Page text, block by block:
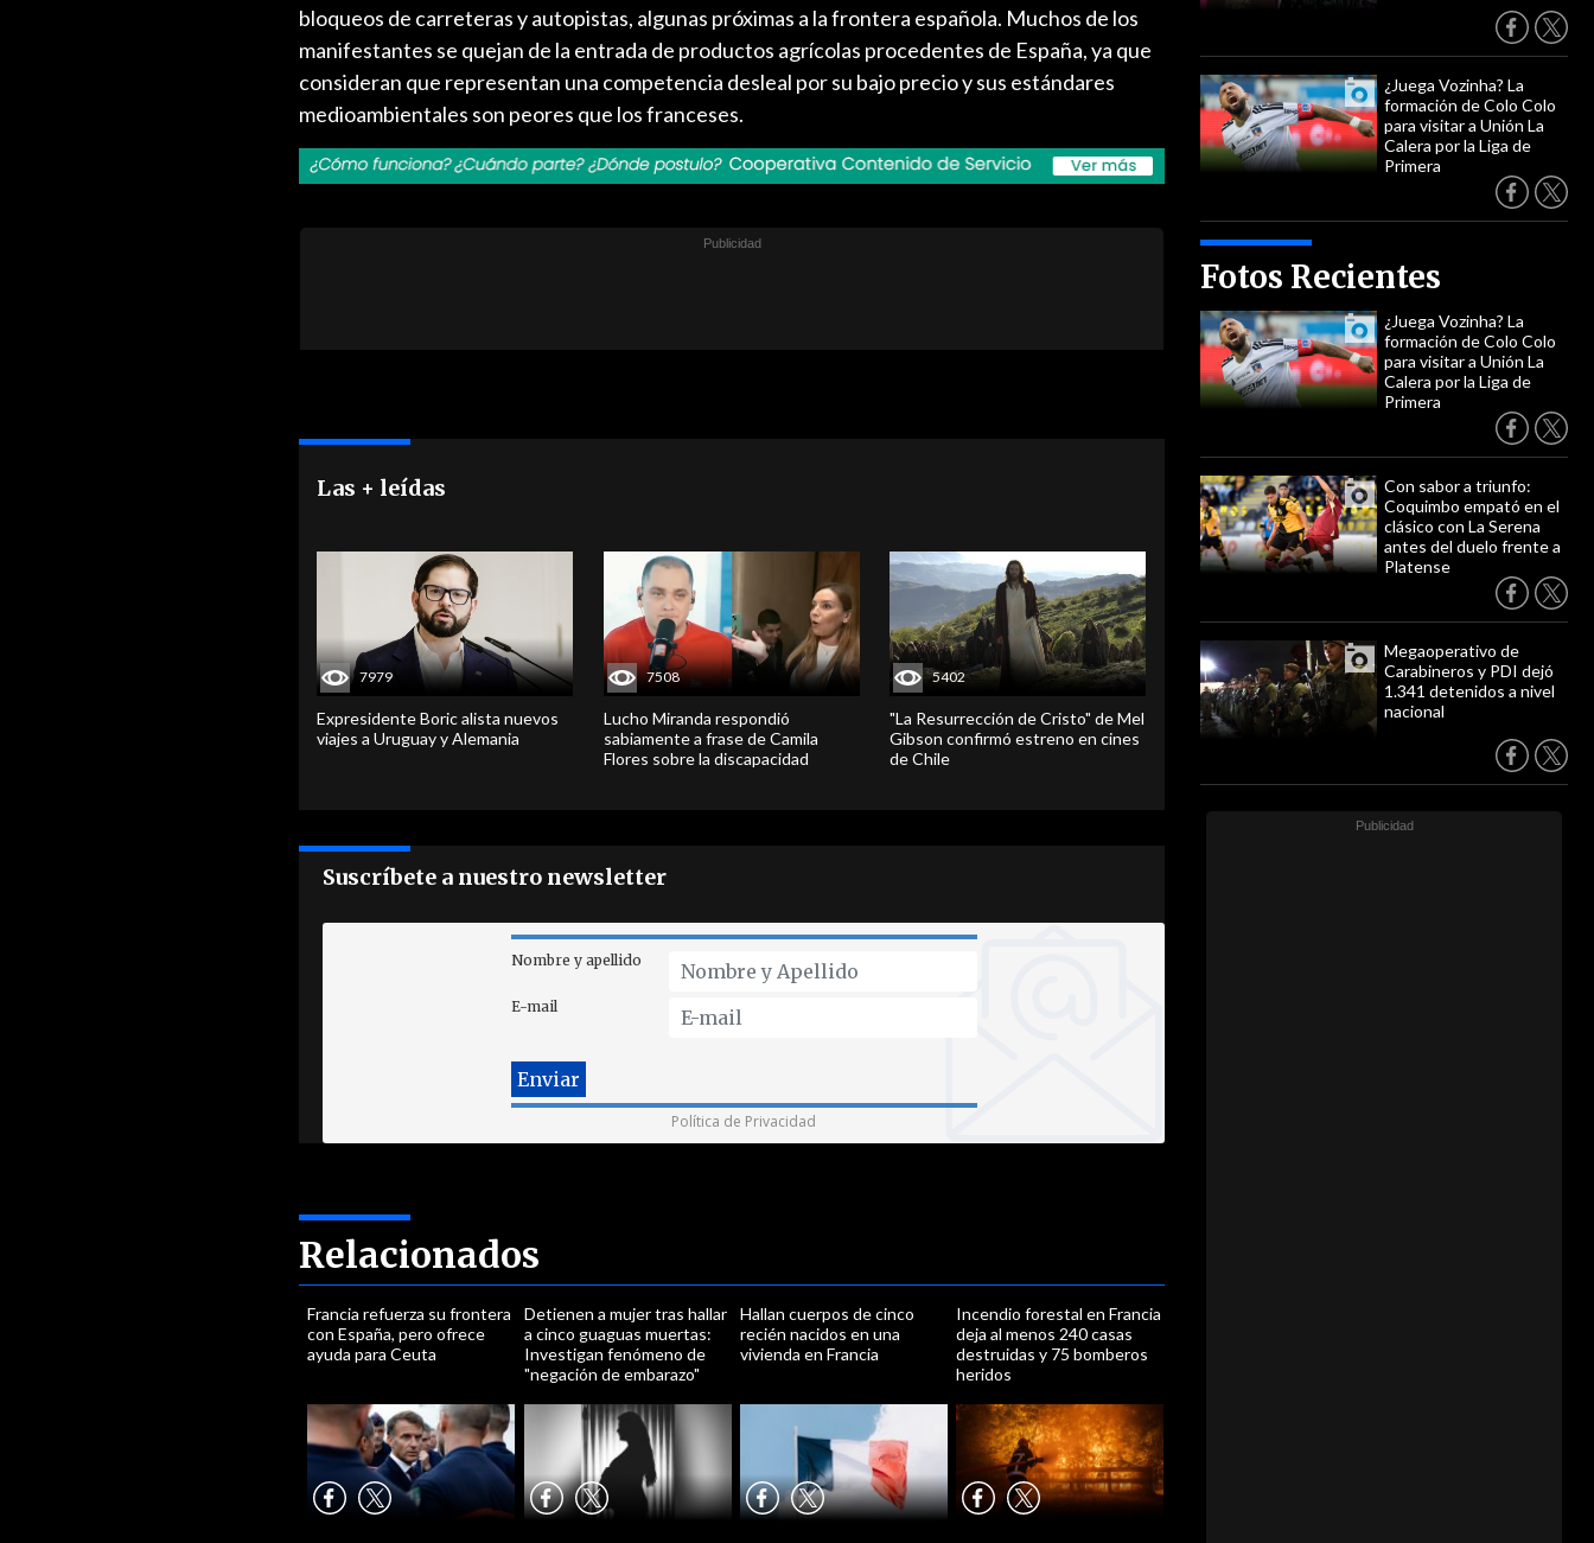
¿Juega Vozinha? La
formación de Colo Colo
para visitar a Unión La
Calera por la Liga de
Primera
Fotos Recientes
¿Juega Vozinha? La
formación de Colo Colo
para visitar a Unión La
Calera por la Liga de
Primera
Con sabor a triunfo:
Coquimbo empató en el
clásico con La Serena
antes del duelo frente a
Platense
Megaoperativo de
Carabineros y PDI dejó
1.341 detenidos a nivel
nacional
bloqueos de carreteras y autopistas, algunas próximas a la frontera española. Muchos de los
manifestantes se quejan de la entrada de productos agrícolas procedentes de España, ya que
consideran que representan una competencia desleal por su bajo precio y sus estándares
medioambientales son peores que los franceses.
Las + leídas
7979
Expresidente Boric alista nuevos
viajes a Uruguay y Alemania
7508
Lucho Miranda respondió
sabiamente a frase de Camila
Flores sobre la discapacidad
5402
"La Resurrección de Cristo" de Mel
Gibson confirmó estreno en cines
de Chile
Suscríbete a nuestro newsletter
Nombre y apellido
E-mail
Política de Privacidad
Relacionados
Francia refuerza su frontera
con España, pero ofrece
ayuda para Ceuta
Detienen a mujer tras hallar
a cinco guaguas muertas:
Investigan fenómeno de
"negación de embarazo"
Hallan cuerpos de cinco
recién nacidos en una
vivienda en Francia
Incendio forestal en Francia
deja al menos 240 casas
destruidas y 75 bomberos
heridos